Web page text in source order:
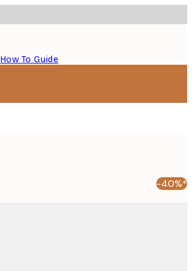
How To Guide
-40%*